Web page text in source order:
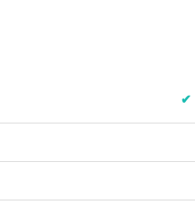
✔